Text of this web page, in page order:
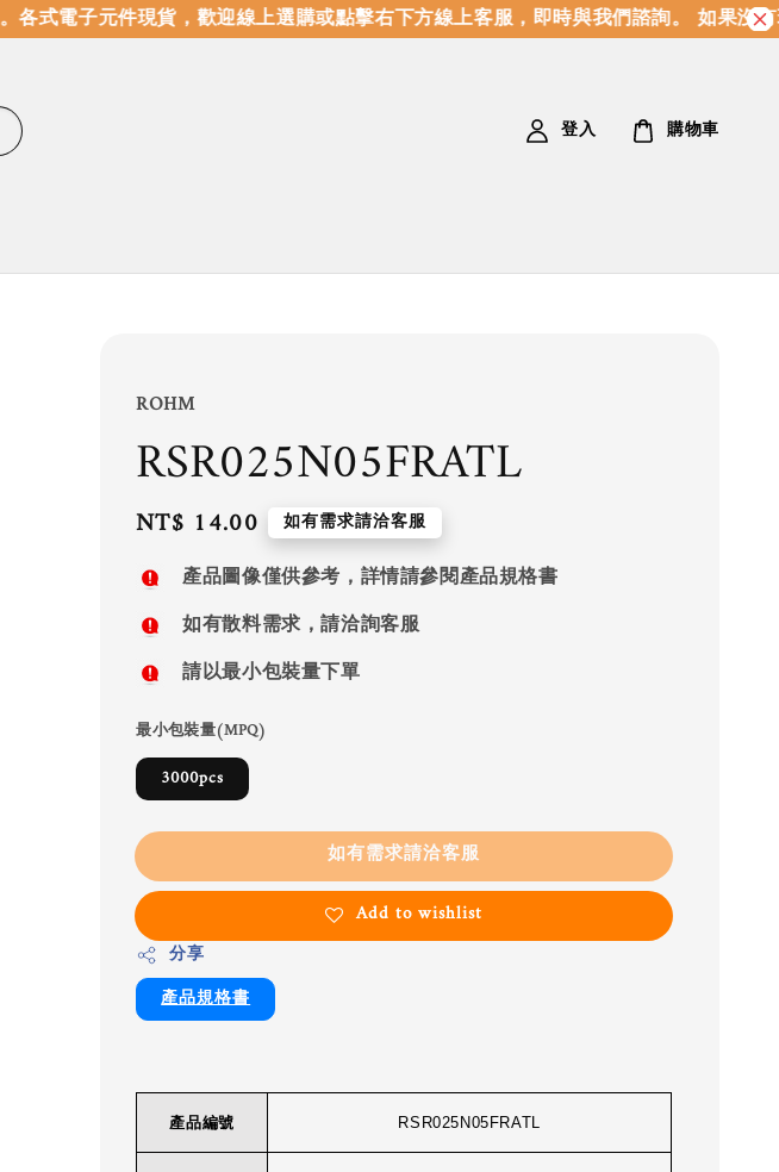
各式電子元件現貨，歡迎線上選購或點擊右下方線上客服，即時與我們諮詢。 如果沒有
登入 購物車
ROHM
RSR025N05FRATL
Regular
price
NT$ 14.00 如有需求請洽客服
產品圖像僅供參考，詳情請參閱產品規格書
如有散料需求，請洽詢客服
請以最小包裝量下單
最小包裝量(MPQ)
3000pcs
如有需求請洽客服
Add to wishlist
分享
產品規格書
產品編號 RSR025N05FRATL